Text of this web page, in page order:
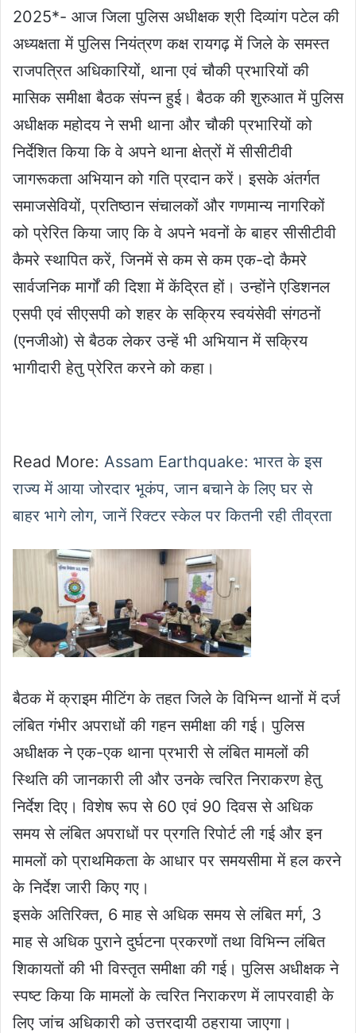
2025*- आज जिला पुलिस अधीक्षक श्री दिव्यांग पटेल की
अध्यक्षता में पुलिस नियंत्रण कक्ष रायगढ़ में जिले के समस्त
राजपत्रित अधिकारियों, थाना एवं चौकी प्रभारियों की
मासिक समीक्षा बैठक संपन्न हुई। बैठक की शुरुआत में पुलिस
अधीक्षक महोदय ने सभी थाना और चौकी प्रभारियों को
निर्देशित किया कि वे अपने थाना क्षेत्रों में सीसीटीवी
जागरूकता अभियान को गति प्रदान करें। इसके अंतर्गत
समाजसेवियों, प्रतिष्ठान संचालकों और गणमान्य नागरिकों
को प्रेरित किया जाए कि वे अपने भवनों के बाहर सीसीटीवी
कैमरे स्थापित करें, जिनमें से कम से कम एक-दो कैमरे
सार्वजनिक मार्गों की दिशा में केंद्रित हों। उन्होंने एडिशनल
एसपी एवं सीएसपी को शहर के सक्रिय स्वयंसेवी संगठनों
(एनजीओ) से बैठक लेकर उन्हें भी अभियान में सक्रिय
भागीदारी हेतु प्रेरित करने को कहा।
Read More: Assam Earthquake: भारत के इस
राज्य में आया जोरदार भूकंप, जान बचाने के लिए घर से
बाहर भागे लोग, जानें रिक्टर स्केल पर कितनी रही तीव्रता
बैठक में क्राइम मीटिंग के तहत जिले के विभिन्न थानों में दर्ज
लंबित गंभीर अपराधों की गहन समीक्षा की गई। पुलिस
अधीक्षक ने एक-एक थाना प्रभारी से लंबित मामलों की
स्थिति की जानकारी ली और उनके त्वरित निराकरण हेतु
निर्देश दिए। विशेष रूप से 60 एवं 90 दिवस से अधिक
समय से लंबित अपराधों पर प्रगति रिपोर्ट ली गई और इन
मामलों को प्राथमिकता के आधार पर समयसीमा में हल करने
के निर्देश जारी किए गए।
इसके अतिरिक्त, 6 माह से अधिक समय से लंबित मर्ग, 3
माह से अधिक पुराने दुर्घटना प्रकरणों तथा विभिन्न लंबित
शिकायतों की भी विस्तृत समीक्षा की गई। पुलिस अधीक्षक ने
स्पष्ट किया कि मामलों के त्वरित निराकरण में लापरवाही के
लिए जांच अधिकारी को उत्तरदायी ठहराया जाएगा।